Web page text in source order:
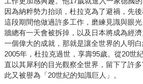
因為納粹勢力抬頭，杜拉克為了避禍，先
這段期間他做過許多工作，磨練見識與眼
牆總有一天會被拆掉，以及日本將成為經
一個偉大的成就，那就是讓全世界的人明白
2005年，杜拉克過世，享壽95歲。從20世
直以其犀利的目光觀察全世界，留下了許
此又被譽為「20世紀的知識巨人」。